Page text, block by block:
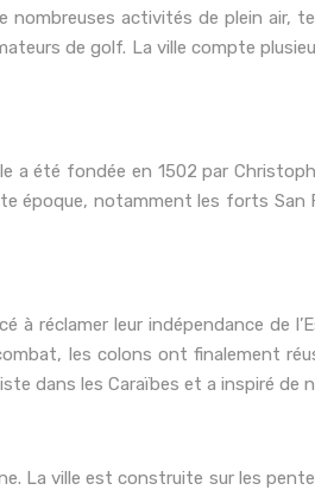
activités de plein air,
de golf. La ville compte
a été fondée en 1502 par
époque, notamment les forts
réclamer leur indépendance de
les colons ont finalement
dans les Caraïbes et a inspiré de
La ville est construite sur les